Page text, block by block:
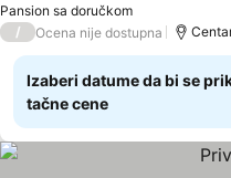
Pansion sa doručkom
/ Ocena nije dostupna
Izaberi datume da bi se
tačne cene